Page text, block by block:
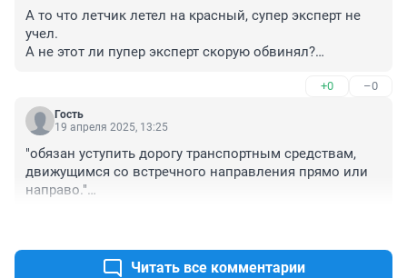
А то что летчик летел на красный, супер эксперт не
учел.
А не этот ли пупер эксперт скорую обвинял?
светофора называть "заканчивающими проезд
перекрестка".
+0 –0
Гость
19 апреля 2025, 13:25
"обязан уступить дорогу транспортным средствам,
движущимся со встречного направления прямо или
направо."
движение организовано бездарно!
Читать все комментарии